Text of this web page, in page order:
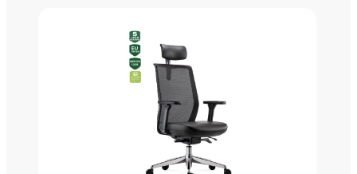
Alle producten die het Greenguard Gold certificaat dragen,
vallen binnen strenge limieten aan chemische stoffen,
waarmee de fabrikant meteen alle groene en duurzame
claims geheel waar kan maken.
Wij zijn er bijzonder trots op dat al onze bureaustoelen, als
één van de weinige in Nederland, dit certificaat hebben.